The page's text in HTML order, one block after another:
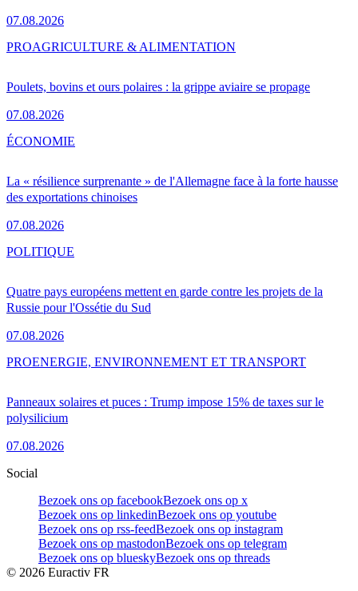
07.08.2026
Poulets, bovins et ours polaires : la grippe aviaire se propage
07.08.2026
PROAGRICULTURE & ALIMENTATION
La « résilience surprenante » de l'Allemagne face à la forte hausse
des exportations chinoises
07.08.2026
ÉCONOMIE
Quatre pays européens mettent en garde contre les projets de la
Russie pour l'Ossétie du Sud
07.08.2026
POLITIQUE
Panneaux solaires et puces : Trump impose 15% de taxes sur le
polysilicium
07.08.2026
PROENERGIE, ENVIRONNEMENT ET TRANSPORT
Social
Bezoek ons op facebookBezoek ons op x
Bezoek ons op linkedinBezoek ons op youtube
Bezoek ons op rss-feedBezoek ons op instagram
Bezoek ons op mastodonBezoek ons op telegram
Bezoek ons op blueskyBezoek ons op threads
© 2026 Euractiv FR